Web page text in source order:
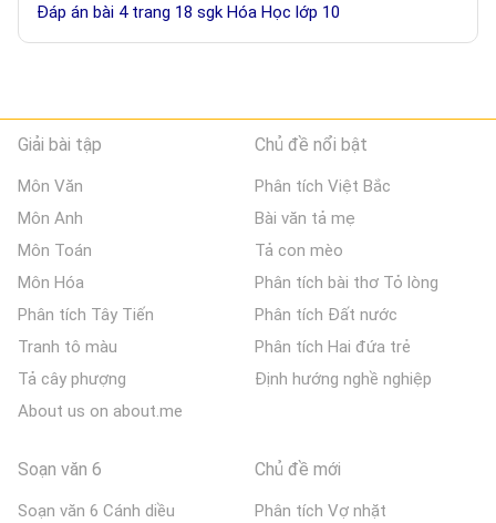
Đáp án bài 4 trang 18 sgk Hóa Học lớp 10
Giải bài tập
Môn Văn
Môn Anh
Môn Toán
Môn Hóa
Phân tích Tây Tiến
Tranh tô màu
Tả cây phượng
About us on about.me
Chủ đề nổi bật
Phân tích Việt Bắc
Bài văn tả mẹ
Tả con mèo
Phân tích bài thơ Tỏ lòng
Phân tích Đất nước
Phân tích Hai đứa trẻ
Định hướng nghề nghiệp
Soạn văn 6
Soạn văn 6 Cánh diều
Chủ đề mới
Phân tích Vợ nhặt